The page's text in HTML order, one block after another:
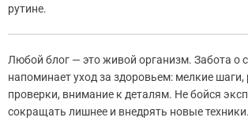
рутине.
Любой блог — это живой организм. Забота о
напоминает уход за здоровьем: мелкие шаги,
проверки, внимание к деталям. Не бойся
сокращать лишнее и внедрять новые